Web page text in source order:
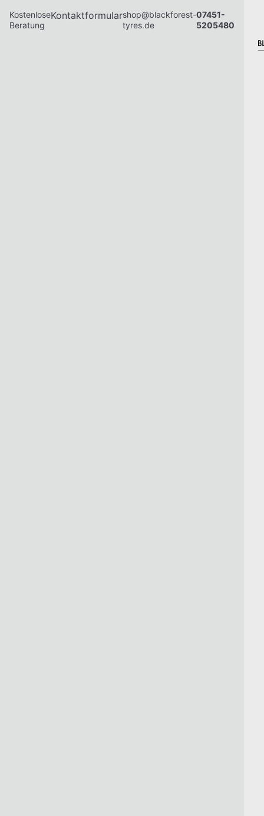
Kostenlose
Beratung
Kontaktformularshop@blackforest-
tyres.de
07451-
5205480